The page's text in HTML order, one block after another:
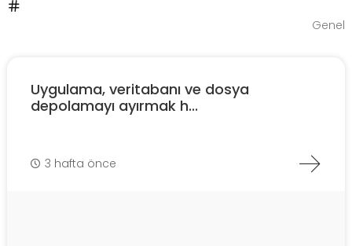
Genel
Uygulama, veritabanı ve dosya
depolamayı ayırmak h...
3 hafta önce